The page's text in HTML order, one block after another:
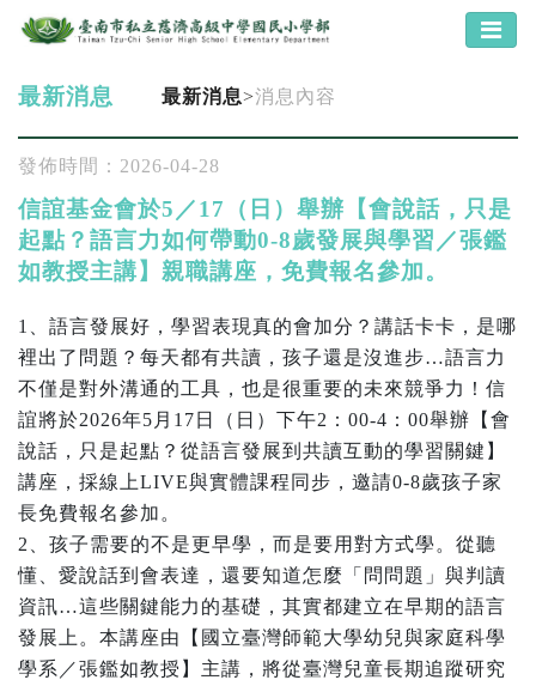
最新消息 最新消息>消息內容
發佈時間：2026-04-28
信誼基金會於5／17（日）舉辦【會說話，只是
起點？語言力如何帶動0-8歲發展與學習／張鑑
如教授主講】親職講座，免費報名參加。
1、語言發展好，學習表現真的會加分？講話卡卡，是哪
裡出了問題？每天都有共讀，孩子還是沒進步…語言力
不僅是對外溝通的工具，也是很重要的未來競爭力！信
誼將於2026年5月17日（日）下午2：00-4：00舉辦【會
說話，只是起點？從語言發展到共讀互動的學習關鍵】
講座，採線上LIVE與實體課程同步，邀請0-8歲孩子家
長免費報名參加。
2、孩子需要的不是更早學，而是要用對方式學。從聽
懂、愛說話到會表達，還要知道怎麼「問問題」與判讀
資訊…這些關鍵能力的基礎，其實都建立在早期的語言
發展上。本講座由【國立臺灣師範大學幼兒與家庭科學
學系／張鑑如教授】主講，將從臺灣兒童長期追蹤研究